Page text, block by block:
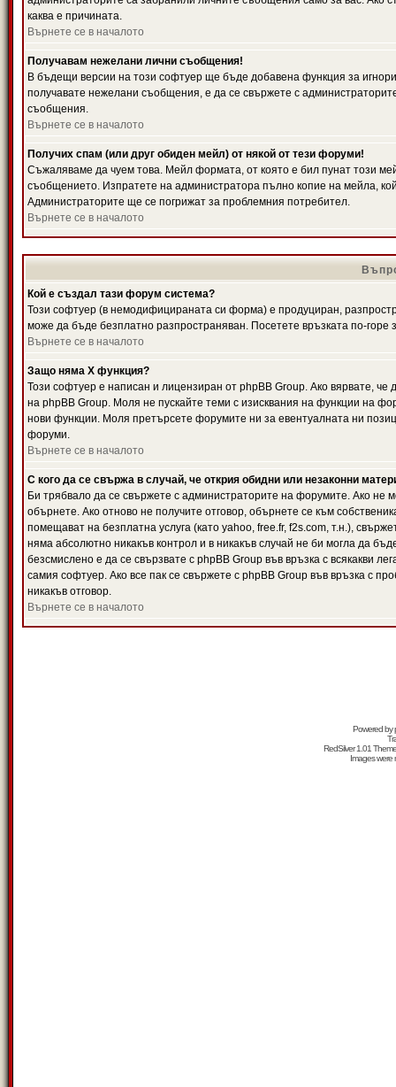
каква е причината.
Върнете се в началото
Получавам нежелани лични съобщения!
В бъдещи версии на този софтуер ще бъде добавена функция за
получавате нежелани съобщения, е да се свържете с
съобщения.
Върнете се в началото
Получих спам (или друг обиден мейл) от някой от тези форуми!
Съжаляваме да чуем това. Мейл формата, от която е бил пунат този
съобщението. Изпратете на администратора пълно копие на мейла,
Администраторите ще се погрижат за проблемния потребител.
Върнете се в началото
Кой е създал тази форум система?
Този софтуер (в немодифицираната си форма) е продуциран,
може да бъде безплатно разпространяван. Посетете връзката по-горе
Върнете се в началото
Защо няма X функция?
Този софтуер е написан и лицензиран от phpBB Group. Ако вярвате,
на phpBB Group. Моля не пускайте теми с изисквания на функции на
нови функции. Моля претърсете форумите ни за евентуалната ни
форуми.
Върнете се в началото
С кого да се свържа в случай, че открия обидни или незаконни
Би трябвало да се свържете с администраторите на форумите. Ако не
обърнете. Ако отново не получите отговор, обърнете се към
помещават на безплатна услуга (като yahoo, free.fr, f2s.com, т.н.),
няма абсолютно никакъв контрол и в никакъв случай не би могла да
безсмислено е да се свързвате с phpBB Group във връзка с всякакви
самия софтуер. Ако все пак се свържете с phpBB Group във връзка с
никакъв отговор.
Върнете се в началото
Powered by
RedSilver 1.01
Images were